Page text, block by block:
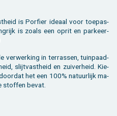
is Por­fier ide­aal voor toe­pas­
is zoals een oprit en par­keer­
ver­wer­king in ter­ras­sen, tuin­paad­
slijt­vast­heid en zui­ver­heid. Kie­
het een 100% na­tuur­lijk ma­
stof­fen bevat.